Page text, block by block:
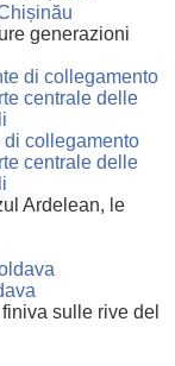
generazioni
di collegamento
centrale delle
Ardelean, le
sulle rive del